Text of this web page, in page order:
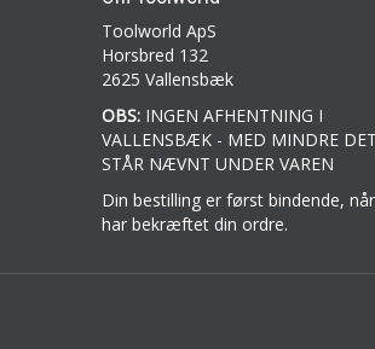
Toolworld ApS
Horsbred 132
2625 Vallensbæk
OBS:INGEN AFHENTNING I
VALLENSBÆK - MED MINDRE DET
STÅR NÆVNT UNDER VAREN
Din bestilling er først bindende,
har bekræftet din ordre.